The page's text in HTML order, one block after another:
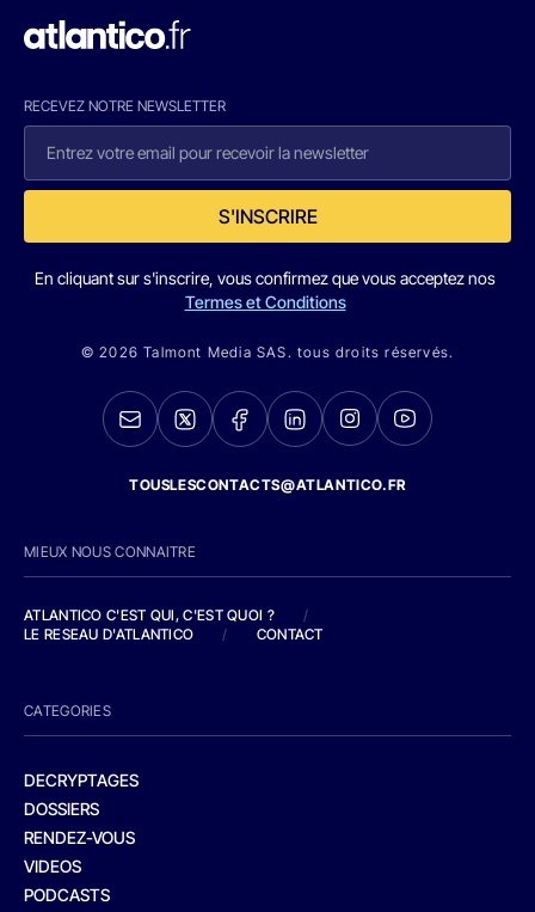
RECEVEZ NOTRE NEWSLETTER
S'INSCRIRE
En cliquant sur s'inscrire, vous confirmez que vous acceptez nos
Termes et Conditions
© 2026 Talmont Media SAS. tous droits réservés.
TOUSLESCONTACTS@ATLANTICO.FR
MIEUX NOUS CONNAITRE
ATLANTICO C'EST QUI, C'EST QUOI ?
/
LE RESEAU D'ATLANTICO
/ CONTACT
CATEGORIES
DECRYPTAGES
DOSSIERS
RENDEZ-VOUS
VIDEOS
PODCASTS